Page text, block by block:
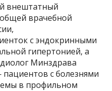
внештатный
врачебной
с эндокринными
гипертонией, а
Минздрава
с болезнями
в профильном